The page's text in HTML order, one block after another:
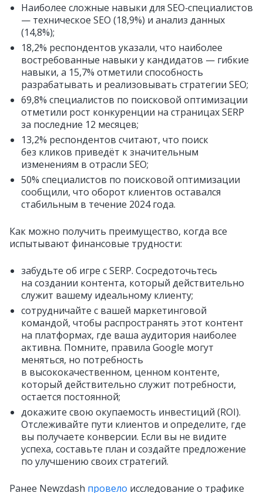
Наиболее сложные навыки для SEO‑специалистов
— техническое SEO (18,9%) и анализ данных
(14,8%);
18,2% респондентов указали, что наиболее
востребованные навыки у кандидатов — гибкие
навыки, а 15,7% отметили способность
разрабатывать и реализовывать стратегии SEO;
69,8% специалистов по поисковой оптимизации
отметили рост конкуренции на страницах SERP
за последние 12 месяцев;
13,2% респондентов считают, что поиск
без кликов приведёт к значительным
изменениям в отрасли SEO;
50% специалистов по поисковой оптимизации
сообщили, что оборот клиентов оставался
стабильным в течение 2024 года.
Как можно получить преимущество, когда все
испытывают финансовые трудности:
забудьте об игре с SERP. Сосредоточьтесь
на создании контента, который действительно
служит вашему идеальному клиенту;
сотрудничайте с вашей маркетинговой
командой, чтобы распространять этот контент
на платформах, где ваша аудитория наиболее
активна. Помните, правила Google могут
меняться, но потребность
в высококачественном, ценном контенте,
который действительно служит потребности,
остается постоянной;
докажите свою окупаемость инвестиций (ROI).
Отслеживайте пути клиентов и определите, где
вы получаете конверсии. Если вы не видите
успеха, составьте план и создайте предложение
по улучшению своих стратегий.
Ранее Newzdash провело исследование о трафике